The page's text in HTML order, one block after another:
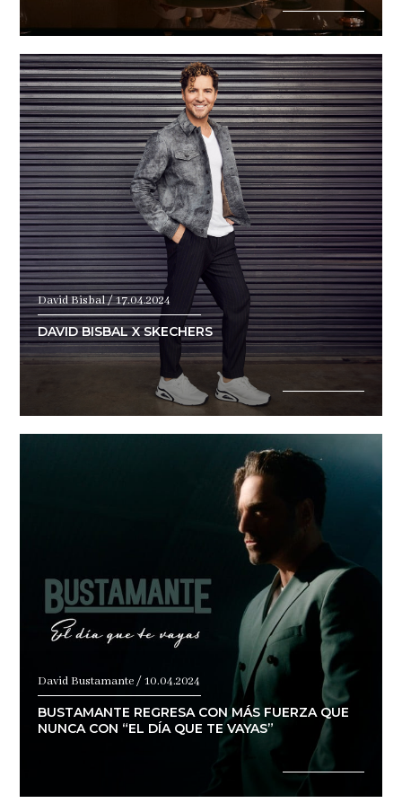
David Bisbal / 17.04.2024
DAVID BISBAL X SKECHERS
David Bustamante / 10.04.2024
BUSTAMANTE REGRESA CON MÁS FUERZA QUE
NUNCA CON “EL DÍA QUE TE VAYAS”